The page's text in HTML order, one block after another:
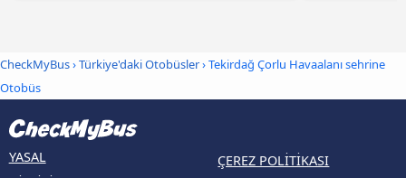
CheckMyBus›Türkiye'daki Otobüsler› Tekirdağ Çorlu Havaalanı sehrine
Otobüs
YASAL
ÇEREZ POLITIKASI